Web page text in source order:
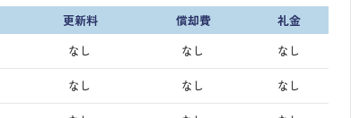
更新料 償却費 礼金
なし なし なし
なし なし なし